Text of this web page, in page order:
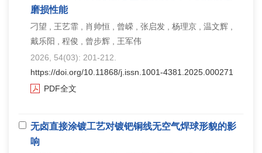
磨损性能
刁望 , 王艺霏 , 肖帅恒 , 曾嵘 , 张启发 , 杨理京 , 温文辉 ,
戴乐阳 , 程俊 , 曾步辉 , 王军伟
2026, 54(03): 201-212.
https://doi.org/10.11868/j.issn.1001-4381.2025.000271
PDF全文
无卤直接涂镀工艺对镀钯铜线无空气焊球形貌的影
响